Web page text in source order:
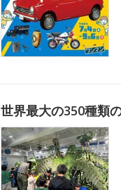
世界最大の350種類